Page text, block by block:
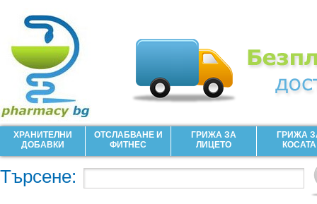
ХРАНИТЕЛНИ
ДОБАВКИ
ОТСЛАБВАНЕ И
ФИТНЕС
ГРИЖА ЗА
ЛИЦЕТО
ГРИЖА
КОСАТА
Търсене: